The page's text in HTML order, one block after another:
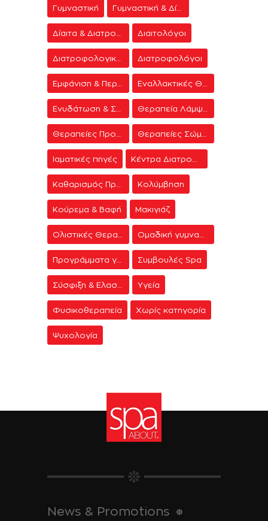
Γυμναστική Γυμναστική & Δίαιτα
Διαιτολόγοι
Διατροφολόγοι
Ιαματικές πηγές
Κολύμβηση
Κούρεμα & Βαφή Μακιγιάζ
Συμβουλές Spa
Υγεία
Φυσικοθεραπεία Χωρίς κατηγορία
Ψυχολογία
News & Promotions